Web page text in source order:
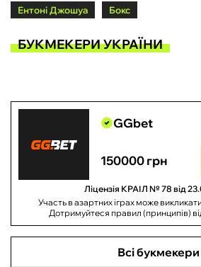
Ентоні Джошуа Бокс
БУКМЕКЕРИ УКРАЇНИ
GGbet
150000 грн
Ліцензія КРАІЛ № 78 від
Участь в азартних іграх може
Дотримуйтеся правил (принципів)
Всі букмекери